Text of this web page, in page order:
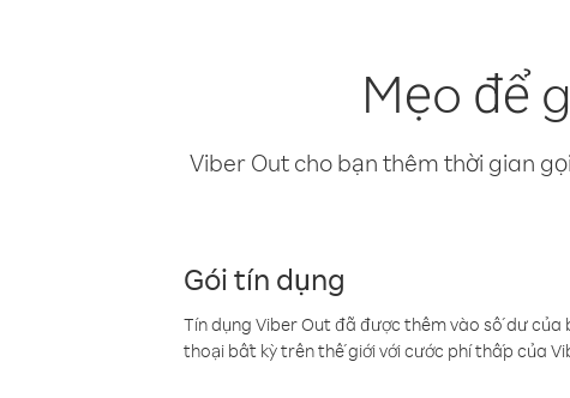
Mẹo để
Viber Out cho bạn thêm thời gian
Gói tín dụng
Tín dụng Viber Out đã được thêm vào số dư của
thoại bất kỳ trên thế giới với cước phí thấp của